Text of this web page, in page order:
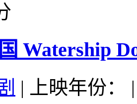
Watership
| 上映年份：
|